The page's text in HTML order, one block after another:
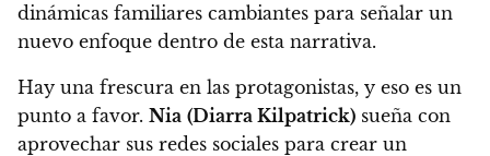
dinámicas familiares cambiantes para señalar un
nuevo enfoque dentro de esta narrativa.
Hay una frescura en las protagonistas, y eso es un
punto a favor. Nia (Diarra Kilpatrick) sueña con
aprovechar sus redes sociales para crear un